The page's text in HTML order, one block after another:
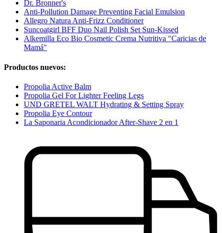
Dr. Bronner's
Anti-Pollution Damage Preventing Facial Emulsion
Allegro Natura Anti-Frizz Conditioner
Suncoatgirl BFF Duo Nail Polish Set Sun-Kissed
Alkemilla Eco Bio Cosmetic Crema Nutritiva "Caricias de
Mamá"
Productos nuevos:
Propolia Active Balm
Propolia Gel For Lighter Feeling Legs
UND GRETEL WALT Hydrating & Setting Spray
Propolia Eye Contour
La Saponaria Acondicionador After-Shave 2 en 1